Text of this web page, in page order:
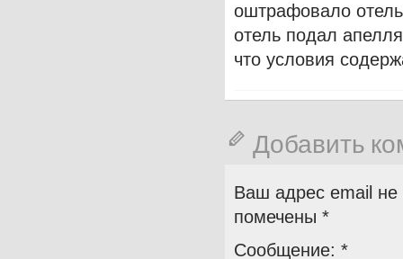
оштрафовало
отель подал
что условия
Добавить
Ваш адрес email не
помечены *
Сообщение: *